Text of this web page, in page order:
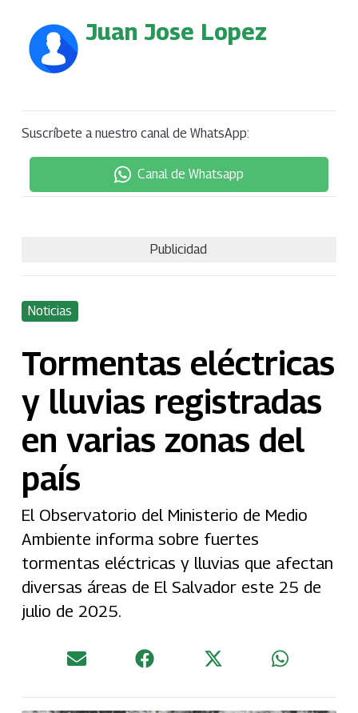
Juan Jose Lopez
Suscríbete a nuestro canal de WhatsApp:
Canal de Whatsapp
Publicidad
Noticias
Tormentas eléctricas
y lluvias registradas
en varias zonas del
país
El Observatorio del Ministerio de Medio
Ambiente informa sobre fuertes
tormentas eléctricas y lluvias que afectan
diversas áreas de El Salvador este 25 de
julio de 2025.